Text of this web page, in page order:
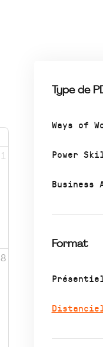
Type de
Ways of
Power
Business
Format
1
8